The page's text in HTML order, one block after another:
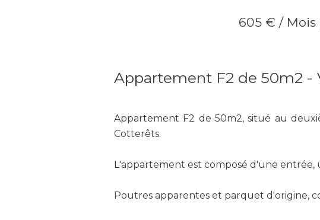
605 € / Mois
Appartement F2 de 50m2 -
Appartement F2 de 50m2, situé au
Cotterêts.
L'appartement est composé d'une entrée,
Poutres apparentes et parquet d'origine,